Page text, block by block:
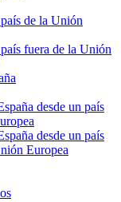
de la Unión
fuera de la Unión
desde un país
desde un país
Europea